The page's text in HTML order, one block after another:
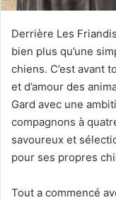
Derrière Les
bien plus qu’une
chiens. C’est avant
et d’amour des
Gard avec une
compagnons à
savoureux et
pour ses propres
Tout a commencé